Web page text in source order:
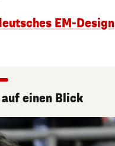
EM-Design
einen Blick